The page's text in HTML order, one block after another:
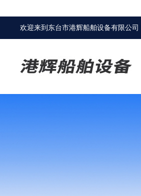
欢迎来到 东台市港辉船舶设备有限公司